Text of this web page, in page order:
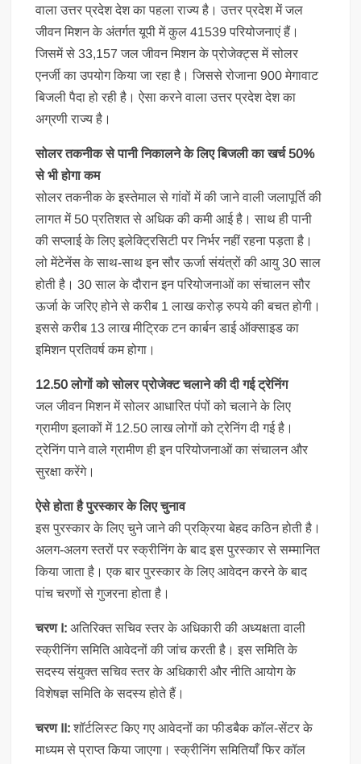
वाला उत्तर प्रदेश देश का पहला राज्य है। उत्तर प्रदेश में जल
जीवन मिशन के अंतर्गत यूपी में कुल 41539 परियोजनाएं हैं।
जिसमें से 33,157 जल जीवन मिशन के प्रोजेक्ट्स में सोलर
एनर्जी का उपयोग किया जा रहा है। जिससे रोजाना 900 मेगावाट
बिजली पैदा हो रही है। ऐसा करने वाला उत्तर प्रदेश देश का
अग्रणी राज्य है।
सोलर तकनीक से पानी निकालने के लिए बिजली का खर्च 50%
से भी होगा कम
सोलर तकनीक के इस्तेमाल से गांवों में की जाने वाली जलापूर्ति की
लागत में 50 प्रतिशत से अधिक की कमी आई है। साथ ही पानी
की सप्लाई के लिए इलेक्ट्रिसिटी पर निर्भर नहीं रहना पड़ता है।
लो मेंटेनेंस के साथ-साथ इन सौर ऊर्जा संयंत्रों की आयु 30 साल
होती है। 30 साल के दौरान इन परियोजनाओं का संचालन सौर
ऊर्जा के जरिए होने से करीब 1 लाख करोड़ रुपये की बचत होगी।
इससे करीब 13 लाख मीट्रिक टन कार्बन डाई ऑक्साइड का
इमिशन प्रतिवर्ष कम होगा।
12.50 लोगों को सोलर प्रोजेक्ट चलाने की दी गई ट्रेनिंग
जल जीवन मिशन में सोलर आधारित पंपों को चलाने के लिए
ग्रामीण इलाकों में 12.50 लाख लोगों को ट्रेनिंग दी गई है।
ट्रेनिंग पाने वाले ग्रामीण ही इन परियोजनाओं का संचालन और
सुरक्षा करेंगे।
ऐसे होता है पुरस्कार के लिए चुनाव
इस पुरस्कार के लिए चुने जाने की प्रक्रिया बेहद कठिन होती है।
अलग-अलग स्तरों पर स्क्रीनिंग के बाद इस पुरस्कार से सम्मानित
किया जाता है। एक बार पुरस्कार के लिए आवेदन करने के बाद
पांच चरणों से गुजरना होता है।
चरण I:अतिरिक्त सचिव स्तर के अधिकारी की अध्यक्षता वाली
स्क्रीनिंग समिति आवेदनों की जांच करती है। इस समिति के
सदस्य संयुक्त सचिव स्तर के अधिकारी और नीति आयोग के
विशेषज्ञ समिति के सदस्य होते हैं।
चरण II:शॉर्टलिस्ट किए गए आवेदनों का फीडबैक कॉल-सेंटर के
माध्यम से प्राप्त किया जाएगा। स्क्रीनिंग समितियाँ फिर कॉल